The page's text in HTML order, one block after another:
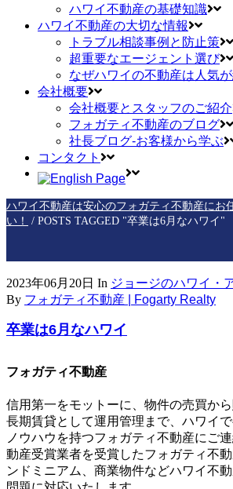
ハワイ不動産の基礎知識
ハワイ不動産の大切な情報
トラブル相談事例と防止策
超重要なエージェント選び
なぜハワイの不動産は人気
会社概要
会社概要とスタッフのご紹介
フォガティ不動産のブログ
社長ブログ-お客様から学ぶ
コンタクト
ハワイ不動産は安心のフォガティ不動産にお
い！
/ POSTS TAGGED "卒業は6月なハワイ"
2023年06月20日 In ジョージのハワイ・
By フォガティ不動産 | Fogarty Realty
卒業は6月なハワイ
フォガティ不動産
信用第一をモットーに、物件の売買から
長期賃貸として運用管理まで、ハワイ
ノウハウを持つフォガティ不動産にご
動産受賞業者を受賞したフォガティ不
ンドミニアム、商業物件などハワイ不